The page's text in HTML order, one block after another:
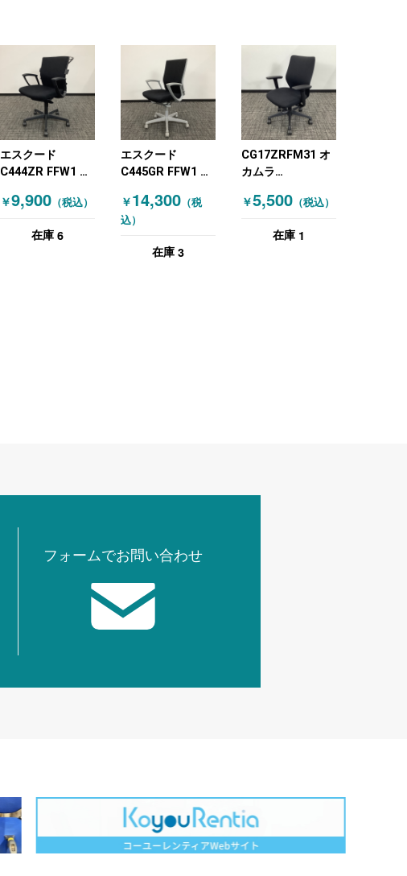
エスクード
C444ZR FFW1 オ
(OKAMURA) 肘付
￥9,900（税込）
在庫 6
エスクード
C445GR FFW1 オ
(OKAMURA) オフ
ィスチェア 肘付き
￥14,300（税
込）
在庫 3
CG17ZRFM31 オ
カムラ
ィスチェア 肘付き
B品 ブラック
￥5,500（税込）
在庫 1
フォームでお問い合わせ